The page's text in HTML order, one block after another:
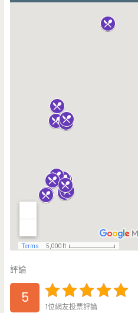
評論
5
1位網友投票評論